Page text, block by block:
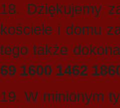
18. Dziękujemy
kościele i domu
tego także
69 1600 1462
19. W minionym